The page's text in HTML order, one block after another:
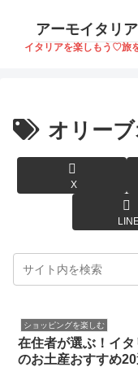
アーモイタリア
イタリアを楽しもう♡旅
オリー
X
ショッピングを楽しむ
在住者が選ぶ！イタ
のお土産おすすめ20